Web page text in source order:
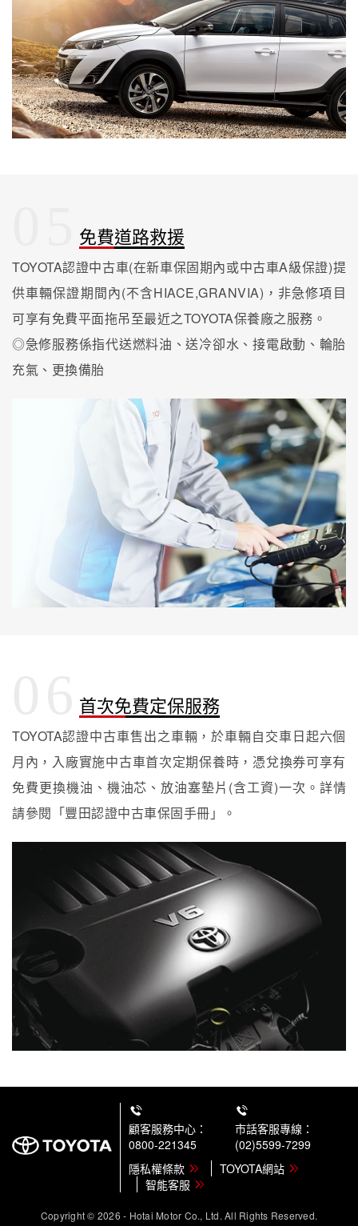
免費道路救援
TOYOTA認證中古車(在新車保固期內或中古車A級保證)提
供車輛保證期間內(不含HIACE,GRANVIA)，非急修項目
可享有免費平面拖吊至最近之TOYOTA保養廠之服務。
◎急修服務係指代送燃料油、送冷卻水、接電啟動、輪胎
充氣、更換備胎
首次免費定保服務
TOYOTA認證中古車售出之車輛，於車輛自交車日起六個
月內，入廠實施中古車首次定期保養時，憑兌換券可享有
免費更換機油、機油芯、放油塞墊片(含工資)一次。詳情
請參閱「豐田認證中古車保固手冊」。
顧客服務中心：
0800-221345
市話客服專線：
(02)5599-7299
隱私權條款
TOYOTA網站
智能客服
Copyright © 2026 - Hotai Motor Co., Ltd. All Rights Reserved.